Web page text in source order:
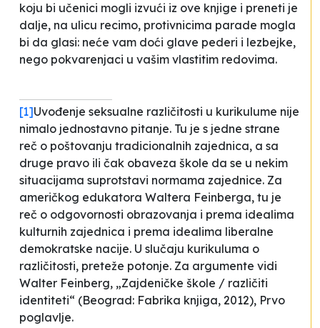
koju bi učenici mogli izvući iz ove knjige i preneti je
dalje, na ulicu recimo, protivnicima parade mogla
bi da glasi: neće vam doći glave pederi i lezbejke,
nego pokvarenjaci u vašim vlastitim redovima.
[1]Uvođenje seksualne različitosti u kurikulume nije
nimalo jednostavno pitanje. Tu je s jedne strane
reč o poštovanju tradicionalnih zajednica, a sa
druge pravo ili čak obaveza škole da se u nekim
situacijama suprotstavi normama zajednice. Za
američkog edukatora Waltera Feinberga, tu je
reč o odgovornosti obrazovanja i prema idealima
kulturnih zajednica i prema idealima liberalne
demokratske nacije. U slučaju kurikuluma o
različitosti, preteže potonje. Za argumente vidi
Walter Feinberg, „Zajdeničke škole / različiti
identiteti“ (Beograd: Fabrika knjiga, 2012), Prvo
poglavlje.